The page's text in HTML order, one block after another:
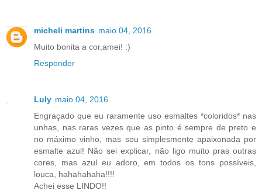
micheli martins maio 04, 2016
Muito bonita a cor,amei! :)
Responder
Luly maio 04, 2016
Engraçado que eu raramente uso esmaltes *coloridos* nas
unhas, nas raras vezes que as pinto é sempre de preto e
no máximo vinho, mas sou simplesmente apaixonada por
esmalte azul! Não sei explicar, não ligo muito pras outras
cores, mas azul eu adoro, em todos os tons possíveis,
louca, hahahahaha!!!!
Achei esse LINDO!!